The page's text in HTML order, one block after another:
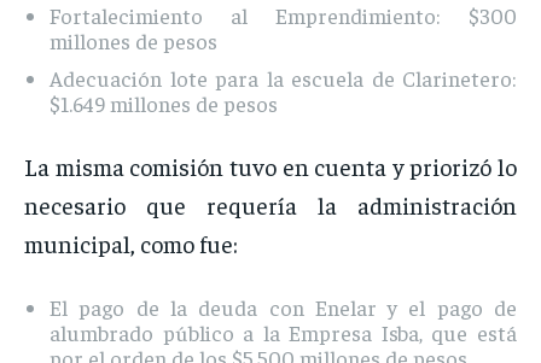
Fortalecimiento al Emprendimiento: $300
millones de pesos
Adecuación lote para la escuela de Clarinetero:
$1.649 millones de pesos
La misma comisión tuvo en cuenta y priorizó lo
necesario que requería la administración
municipal, como fue:
El pago de la deuda con Enelar y el pago de
alumbrado público a la Empresa Isba, que está